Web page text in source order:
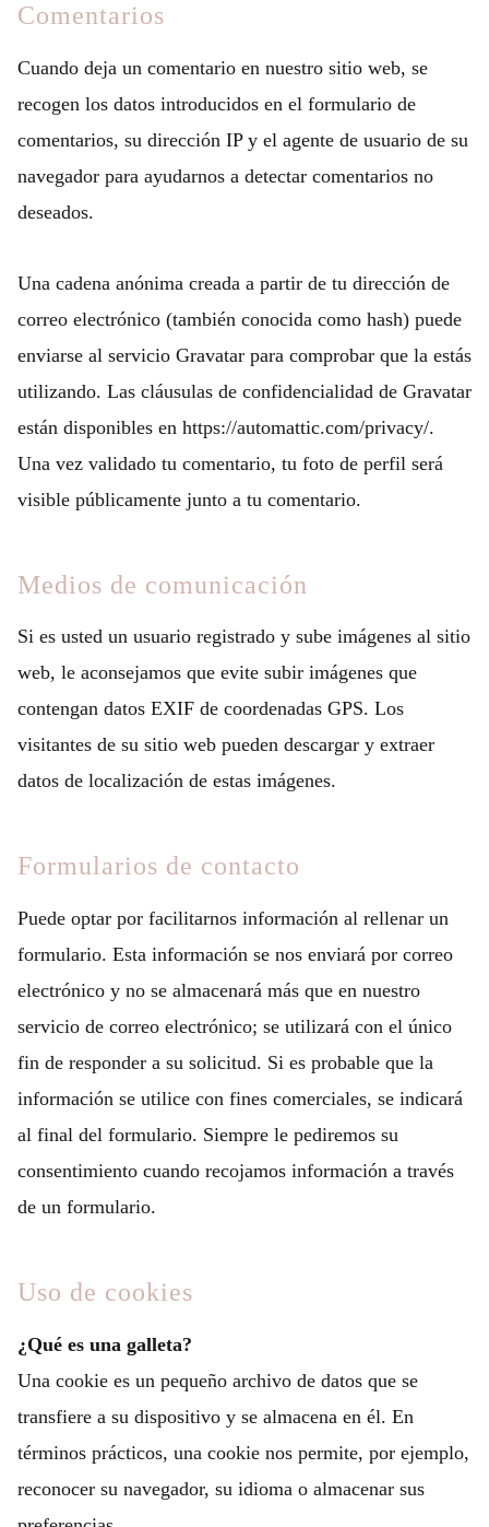
Comentarios
Cuando deja un comentario en nuestro sitio web, se
recogen los datos introducidos en el formulario de
comentarios, su dirección IP y el agente de usuario de su
navegador para ayudarnos a detectar comentarios no
deseados.
Una cadena anónima creada a partir de tu dirección de
correo electrónico (también conocida como hash) puede
enviarse al servicio Gravatar para comprobar que la estás
utilizando. Las cláusulas de confidencialidad de Gravatar
están disponibles en https://automattic.com/privacy/.
Una vez validado tu comentario, tu foto de perfil será
visible públicamente junto a tu comentario.
Medios de comunicación
Si es usted un usuario registrado y sube imágenes al sitio
web, le aconsejamos que evite subir imágenes que
contengan datos EXIF de coordenadas GPS. Los
visitantes de su sitio web pueden descargar y extraer
datos de localización de estas imágenes.
Formularios de contacto
Puede optar por facilitarnos información al rellenar un
formulario. Esta información se nos enviará por correo
electrónico y no se almacenará más que en nuestro
servicio de correo electrónico; se utilizará con el único
fin de responder a su solicitud. Si es probable que la
información se utilice con fines comerciales, se indicará
al final del formulario. Siempre le pediremos su
consentimiento cuando recojamos información a través
de un formulario.
Uso de cookies
¿Qué es una galleta?
Una cookie es un pequeño archivo de datos que se
transfiere a su dispositivo y se almacena en él. En
términos prácticos, una cookie nos permite, por ejemplo,
reconocer su navegador, su idioma o almacenar sus